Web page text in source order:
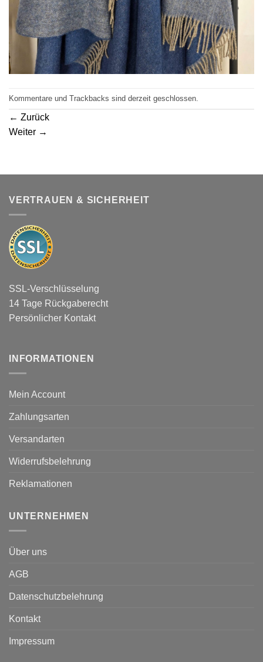
Kommentare und Trackbacks sind derzeit geschlossen.
← Zurück
Weiter →
VERTRAUEN & SICHERHEIT
SSL-Verschlüsselung
14 Tage Rückgaberecht
Persönlicher Kontakt
INFORMATIONEN
Mein Account
Zahlungsarten
Versandarten
Widerrufsbelehrung
Reklamationen
UNTERNEHMEN
Über uns
AGB
Datenschutzbelehrung
Kontakt
Impressum